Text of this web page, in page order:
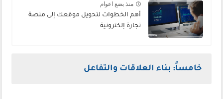
منذ بضع اعوام
أهم الخطوات لتحويل موقعك إلى منصة
تجارة إلكترونية
خامساً: بناء العلاقات والتفاعل